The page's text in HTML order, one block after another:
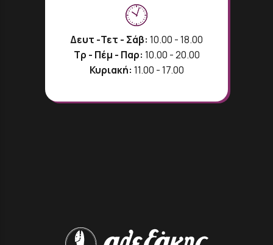
Δευτ -Τετ - Σάβ: 10.00 - 18.00
Τρ - Πέμ - Παρ: 10.00 - 20.00
Κυριακή: 11.00 - 17.00